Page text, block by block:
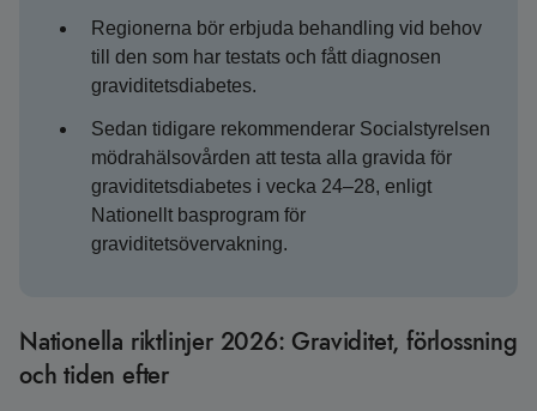
Regionerna bör erbjuda behandling vid behov
till den som har testats och fått diagnosen
graviditetsdiabetes.
Sedan tidigare rekommenderar Socialstyrelsen
mödrahälsovården att testa alla gravida för
graviditetsdiabetes i vecka 24–28, enligt
Nationellt basprogram för
graviditetsövervakning.
Nationella riktlinjer 2026: Graviditet, förlossning
och tiden efter